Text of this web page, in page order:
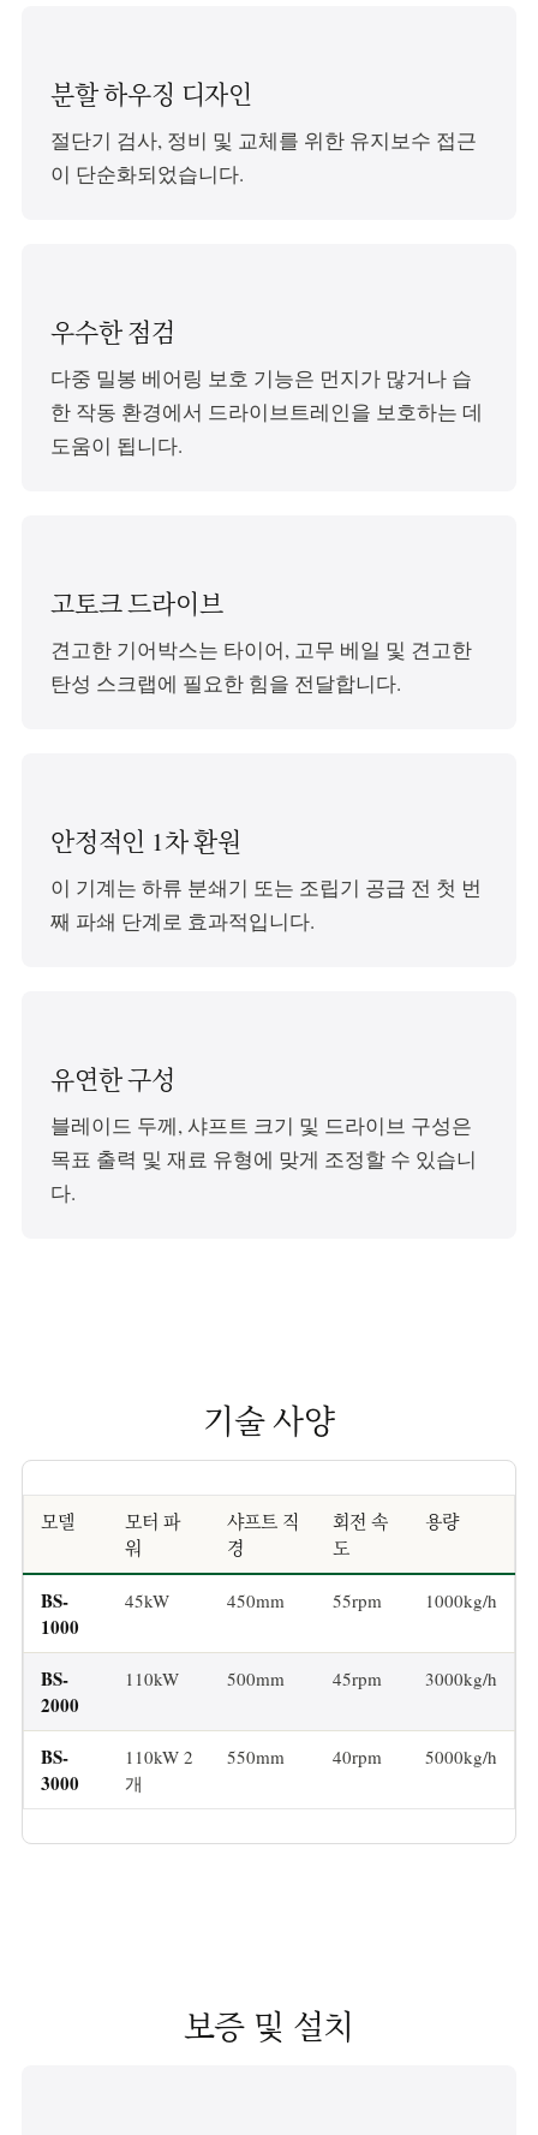
분할 하우징 디자인
절단기 검사, 정비 및 교체를 위한 유지보수 접근
이 단순화되었습니다.
우수한 점검
다중 밀봉 베어링 보호 기능은 먼지가 많거나 습
한 작동 환경에서 드라이브트레인을 보호하는 데
도움이 됩니다.
고토크 드라이브
견고한 기어박스는 타이어, 고무 베일 및 견고한
탄성 스크랩에 필요한 힘을 전달합니다.
안정적인 1차 환원
이 기계는 하류 분쇄기 또는 조립기 공급 전 첫 번
째 파쇄 단계로 효과적입니다.
유연한 구성
블레이드 두께, 샤프트 크기 및 드라이브 구성은
목표 출력 및 재료 유형에 맞게 조정할 수 있습니
다.
기술 사양
모델
모터 파
워
샤프트 직
경
회전 속
도
용량
BS-
1000
45kW 450mm 55rpm 1000kg/h
BS-
2000
110kW 500mm 45rpm 3000kg/h
BS-
3000
110kW 2
개
550mm 40rpm 5000kg/h
보증 및 설치